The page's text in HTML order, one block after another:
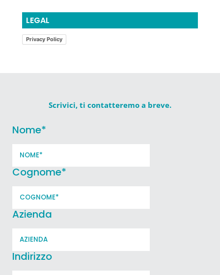
LEGAL
Privacy Policy
Scrivici, ti contatteremo a breve.
Nome*
Cognome*
Azienda
Indirizzo